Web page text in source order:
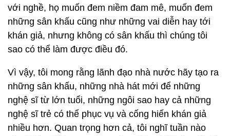
với nghề, họ muốn đem niềm đam mê, muốn đem
những sân khấu cũng như những vai diễn hay tới
khán giả, nhưng không có sân khấu thì chúng tôi
sao có thể làm được điều đó.
Vì vậy, tôi mong rằng lãnh đạo nhà nước hãy tạo ra
những sân khấu, những nhà hát mới để những
nghệ sĩ từ lớn tuổi, những ngôi sao hay cả những
nghệ sĩ trẻ có thể phục vụ và cống hiến khán giả
nhiều hơn. Quan trọng hơn cả, tôi nghĩ tuần nào